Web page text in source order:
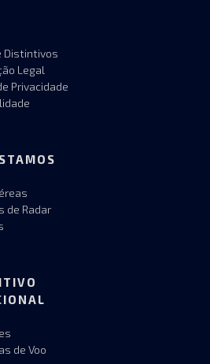
Distintivos
Legal
Privacidade
de Radar
de Voo